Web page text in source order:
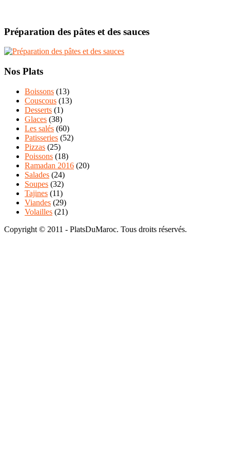
Préparation des pâtes et des sauces
Nos Plats
Boissons (13)
Couscous (13)
Desserts (1)
Glaces (38)
Les salés (60)
Patisseries (52)
Pizzas (25)
Poissons (18)
Ramadan 2016 (20)
Salades (24)
Soupes (32)
Tajines (11)
Viandes (29)
Volailles (21)
Copyright © 2011 - PlatsDuMaroc. Tous droits réservés.